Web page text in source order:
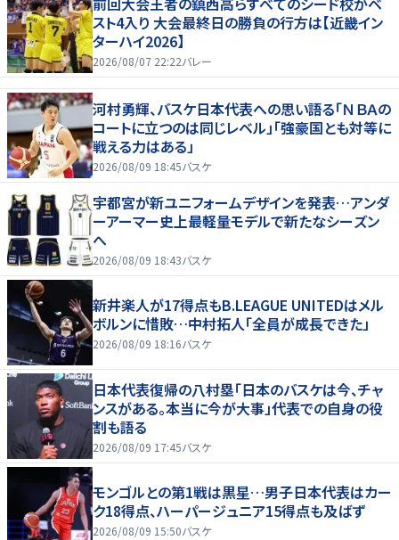
スト4入り 大会最終日の勝負の行方は【近畿イン
ターハイ2026】
2026/08/07 22:22バレー
河村勇輝、バスケ日本代表への思い語る「ＮＢＡの
コートに立つのは同じレベル」「強豪国とも対等に
戦える力はある」
2026/08/09 18:45バスケ
宇都宮が新ユニフォームデザインを発表…アンダ
ーアーマー史上最軽量モデルで新たなシーズン
へ
2026/08/09 18:43バスケ
新井楽人が17得点もB.LEAGUE UNITEDはメル
ボルンに惜敗…中村拓人「全員が成長できた」
2026/08/09 18:16バスケ
日本代表復帰の八村塁「日本のバスケは今、チャ
ンスがある。本当に今が大事」代表での自身の役
割も語る
2026/08/09 17:45バスケ
モンゴルとの第1戦は黒星…男子日本代表はカー
ク18得点、ハーパージュニア15得点も及ばず
2026/08/09 15:50バスケ